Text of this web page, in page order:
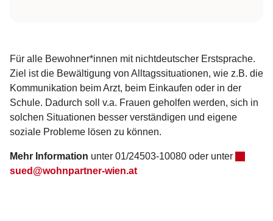
Für alle Bewohner*innen mit nichtdeutscher Erstsprache.
Ziel ist die Bewältigung von Alltagssituationen, wie z.B. die
Kommunikation beim Arzt, beim Einkaufen oder in der
Schule. Dadurch soll v.a. Frauen geholfen werden, sich in
solchen Situationen besser verständigen und eigene
soziale Probleme lösen zu können.
Mehr Information unter 01/24503-10080 oder unter
sued@wohnpartner-wien.at